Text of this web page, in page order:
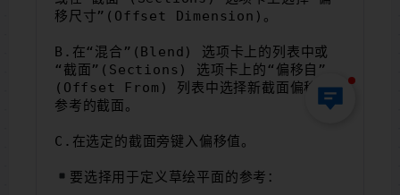
移尺寸”(Offset Dimension)。
B.在“混合”(Blend) 选项卡上的列表中或
“截面”(Sections) 选项卡上的“偏移自”
(Offset From) 列表中选择新截面偏移时
参考的截面。
C.在选定的截面旁键入偏移值。
要选择用于定义草绘平面的参考：